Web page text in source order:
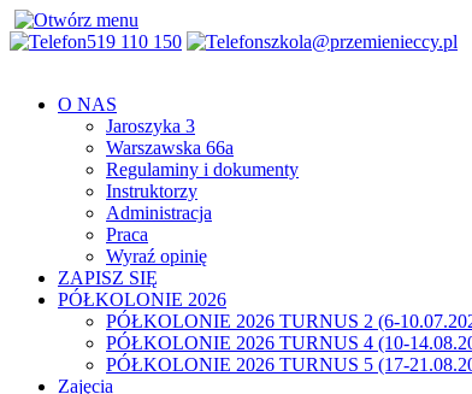
519 110 150 szkola@przemienieccy.pl
O NAS
Jaroszyka 3
Warszawska 66a
Regulaminy i dokumenty
Instruktorzy
Administracja
Praca
Wyraź opinię
ZAPISZ SIĘ
PÓŁKOLONIE 2026
PÓŁKOLONIE 2026 TURNUS 2 (6-
PÓŁKOLONIE 2026 TURNUS 4 (10-
PÓŁKOLONIE 2026 TURNUS 5 (17-
Zajęcia